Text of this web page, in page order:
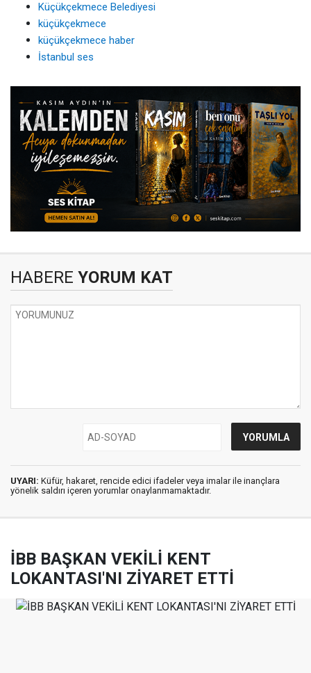
Küçükçekmece Belediyesi
küçükçekmece
küçükçekmece haber
İstanbul ses
HABERE YORUM KAT
UYARI: Küfür, hakaret, rencide edici ifadeler veya imalar ile inançlara
yönelik saldırı içeren yorumlar onaylanmamaktadır.
İBB BAŞKAN VEKİLİ KENT
LOKANTASI'NI ZİYARET ETTİ